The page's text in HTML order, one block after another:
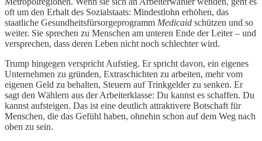
oft um den Erhalt des Sozialstaats: Mindestlohn erhöhen, das
staatliche Gesundheitsfürsorgeprogramm Medicaid schützen und so
weiter. Sie sprechen zu Menschen am unteren Ende der Leiter – und
versprechen, dass deren Leben nicht noch schlechter wird.
Trump hingegen verspricht Aufstieg. Er spricht davon, ein eigenes
Unternehmen zu gründen, Extraschichten zu arbeiten, mehr vom
eigenen Geld zu behalten, Steuern auf Trinkgelder zu senken. Er
sagt den Wählern aus der Arbeiterklasse: Du kannst es schaffen. Du
kannst aufsteigen. Das ist eine deutlich attraktivere Botschaft für
Menschen, die das Gefühl haben, ohnehin schon auf dem Weg nach
oben zu sein.